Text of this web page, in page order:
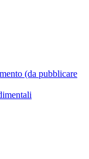
(da pubblicare